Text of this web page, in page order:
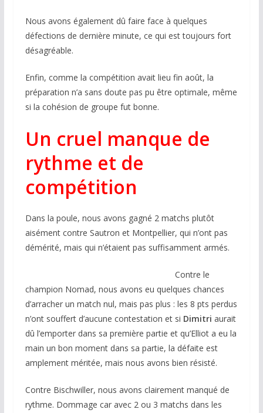
Nous avons également dû faire face à quelques
défections de dernière minute, ce qui est toujours fort
désagréable.
Enfin, comme la compétition avait lieu fin août, la
préparation n’a sans doute pas pu être optimale, même
si la cohésion de groupe fut bonne.
Un cruel manque de
rythme et de
compétition
Dans la poule, nous avons gagné 2 matchs plutôt
aisément contre Sautron et Montpellier, qui n’ont pas
démérité, mais qui n’étaient pas suffisamment armés.
Contre le
champion Nomad, nous avons eu quelques chances
d’arracher un match nul, mais pas plus : les 8 pts perdus
n’ont souffert d’aucune contestation et si Dimitri aurait
dû l’emporter dans sa première partie et qu’Elliot a eu la
main un bon moment dans sa partie, la défaite est
amplement méritée, mais nous avons bien résisté.
Contre Bischwiller, nous avons clairement manqué de
rythme. Dommage car avec 2 ou 3 matchs dans les